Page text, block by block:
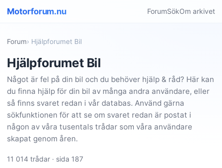
Motorforum.nu ForumSökOm arkivet
Forum› Hjälpforumet Bil
Hjälpforumet Bil
Något är fel på din bil och du behöver hjälp & råd? Här kan
du finna hjälp för din bil av många andra användare, eller
så finns svaret redan i vår databas. Använd gärna
sökfunktionen för att se om svaret redan är postat i
någon av våra tusentals trådar som våra användare
skapat genom åren.
11 014 trådar · sida 187